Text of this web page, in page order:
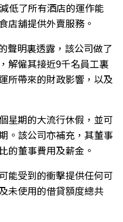
低了所有酒店的運作能
店舖提供外賣服務。
聲明裏透露，該公司做了
解僱其接近9千名員工裏
所帶來的財政影響，以及
星期的大流行休假，並可
。該公司亦補充，其董事
的董事費用及薪金。
能受到的衝擊提供任何可
未使用的借貸額度總共